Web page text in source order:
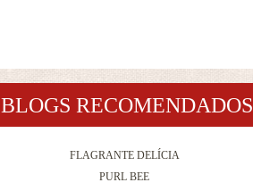
BLOGS RECOMENDADOS
FLAGRANTE DELÍCIA
PURL BEE